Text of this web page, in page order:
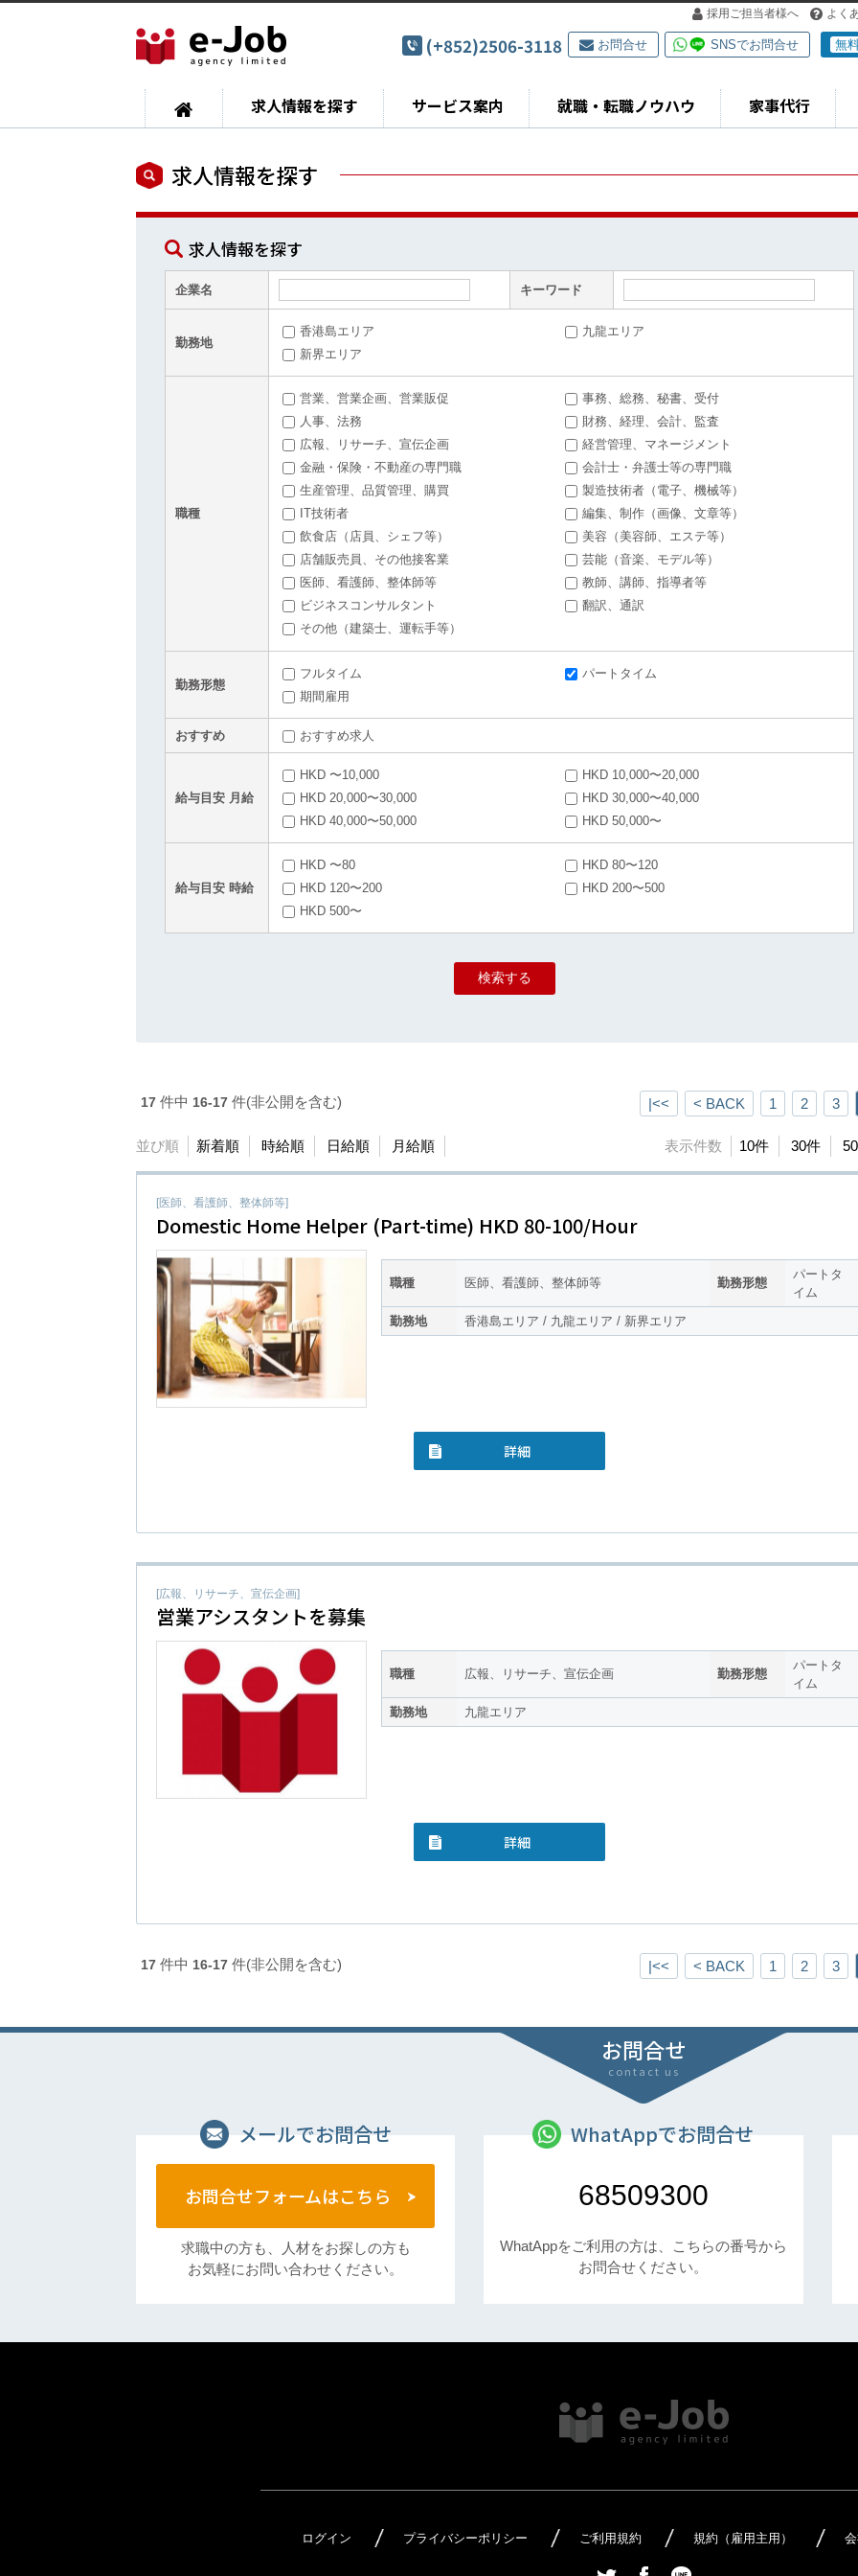
採用ご担当者様へ よく
(+852)2506-3118 お問合せ SNSでお問合せ 無
求人情報を探す サービス案内 就職・転職ノウハウ 家事代行
求人情報を探す
求人情報を探す
企業名 キーワード
勤務地
香港島エリア
九龍エリア
新界エリア
職種
営業、営業企画、営業販促
事務、総務、秘書、受付
人事、法務
財務、経理、会計、監査
広報、リサーチ、宣伝企画
経営管理、マネージメント
金融・保険・不動産の専門職
会計士・弁護士等の専門職
生産管理、品質管理、購買
製造技術者（電子、機械等）
IT技術者
編集、制作（画像、文章等）
飲食店（店員、シェフ等）
美容（美容師、エステ等）
店舗販売員、その他接客業
芸能（音楽、モデル等）
医師、看護師、整体師等
教師、講師、指導者等
ビジネスコンサルタント
翻訳、通訳
その他（建築士、運転手等）
勤務形態
フルタイム
パートタイム
期間雇用
おすすめ おすすめ求人
給与目安 月給
HKD 〜10,000
HKD 10,000〜20,000
HKD 20,000〜30,000
HKD 30,000〜40,000
HKD 40,000〜50,000
HKD 50,000〜
給与目安 時給
HKD 〜80
HKD 80〜120
HKD 120〜200
HKD 200〜500
HKD 500〜
17 件中 16-17 件(非公開を含む) |<< < BACK 1 2 3
並び順 新着順 時給順 日給順 月給順 表示件数 10件 30件
[医師、看護師、整体師等]
Domestic Home Helper (Part-time) HKD 80-100/Hour
職種 医師、看護師、整体師等 勤務形態
パートタ
イム
勤務地
香港島エリア / 九龍エリア / 新界エリア
詳細
[広報、リサーチ、宣伝企画]
営業アシスタントを募集
職種 広報、リサーチ、宣伝企画 勤務形態
パートタ
イム
勤務地
九龍エリア
詳細
17 件中 16-17 件(非公開を含む) |<< < BACK 1 2 3
お問合せ
contact us
メールでお問合せ
お問合せフォームはこちら
求職中の方も、人材をお探しの方も
お気軽にお問い合わせください。
WhatAppでお問合せ
68509300
WhatAppをご利用の方は、こちらの番号から
お問合せください。
ログイン プライバシーポリシー ご利用規約 規約（雇用主用）